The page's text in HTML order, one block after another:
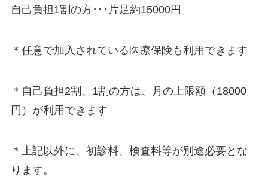
自己負担1割の方･･･片足約15000円
＊任意で加入されている医療保険も利用できます
＊自己負担2割、1割の方は、月の上限額（18000
円）が利用できます
＊上記以外に、初診料、検査料等が別途必要とな
ります。